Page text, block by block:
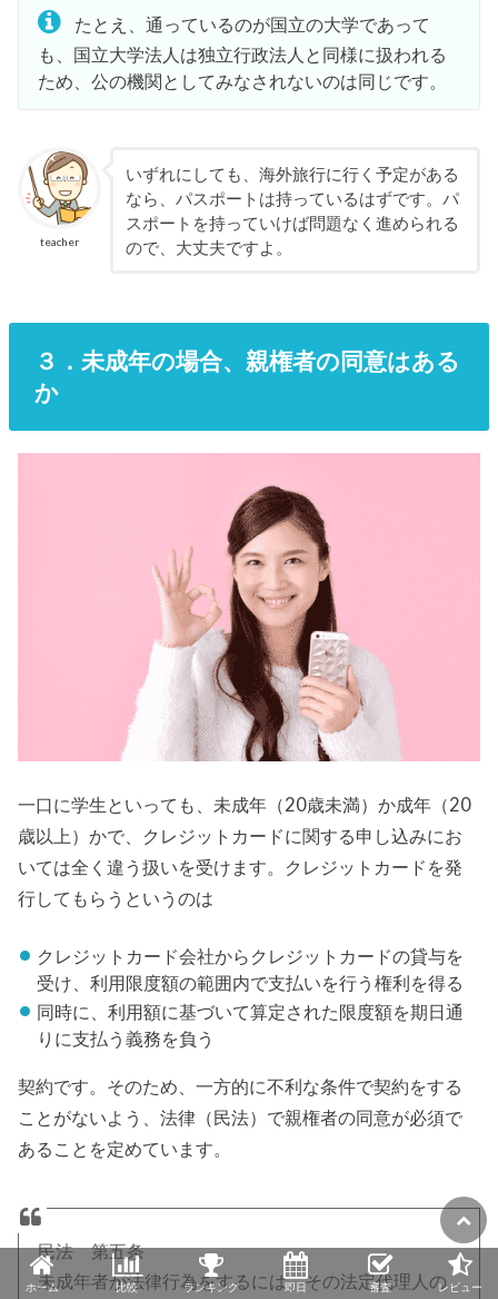
たとえ、通っているのが国立の大学であって
も、国立大学法人は独立行政法人と同様に扱われる
ため、公の機関としてみなされないのは同じです。
teacher
いずれにしても、海外旅行に行く予定がある
なら、パスポートは持っているはずです。パ
スポートを持っていけば問題なく進められる
ので、大丈夫ですよ。
３．未成年の場合、親権者の同意はある
か
一口に学生といっても、未成年（20歳未満）か成年（20
歳以上）かで、クレジットカードに関する申し込みにお
いては全く違う扱いを受けます。クレジットカードを発
行してもらうというのは
クレジットカード会社からクレジットカードの貸与を
受け、利用限度額の範囲内で支払いを行う権利を得る
同時に、利用額に基づいて算定された限度額を期日通
りに支払う義務を負う
契約です。そのため、一方的に不利な条件で契約をする
ことがないよう、法律（民法）で親権者の同意が必須で
あることを定めています。
民法 第五条
未成年者が法律行為をするには、その法定代理人の
ホーム 比較 ランキング 即日 審査 レビュー